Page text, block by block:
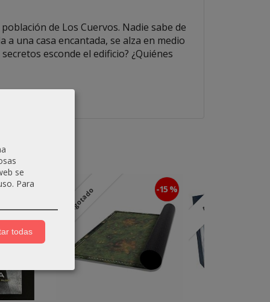
de Los Cuervos. Nadie sabe de
una casa encantada, se alza en medio
esconde el edificio? ¿Quiénes
-25 % Agotado -15 % Agotado
se
Para
todas